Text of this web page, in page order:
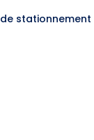
stationnement